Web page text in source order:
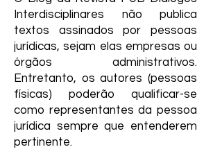
Interdisciplinares não publica
textos assinados por pessoas
jurídicas, sejam elas empresas ou
órgãos administrativos.
Entretanto, os autores (pessoas
físicas) poderão qualificar-se
como representantes da pessoa
jurídica sempre que entenderem
pertinente.